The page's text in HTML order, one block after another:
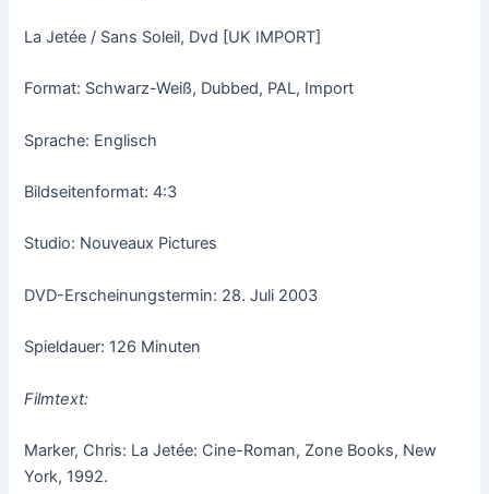
La Jetée / Sans Soleil, Dvd [UK IMPORT]
Format: Schwarz-Weiß, Dubbed, PAL, Import
Sprache: Englisch
Bildseitenformat: 4:3
Studio: Nouveaux Pictures
DVD-Erscheinungstermin: 28. Juli 2003
Spieldauer: 126 Minuten
Filmtext:
Marker, Chris: La Jetée: Cine-Roman, Zone Books, New
York, 1992.